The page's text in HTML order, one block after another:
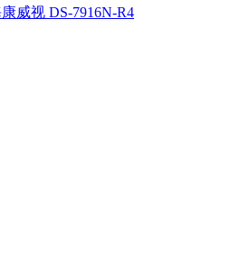
威视 DS-7916N-R4